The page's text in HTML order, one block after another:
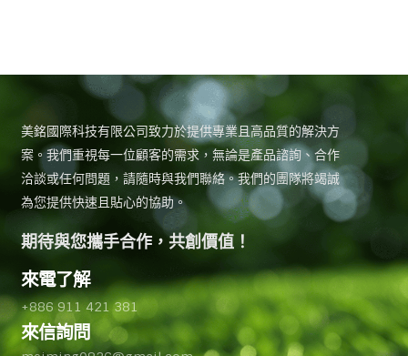
美銘國際科技有限公司致力於提供專業且高品質的解決方
案。我們重視每一位顧客的需求，無論是產品諮詢、合作
洽談或任何問題，請隨時與我們聯絡。我們的團隊將竭誠
為您提供快速且貼心的協助。
期待與您攜手合作，共創價值！
來電了解
+886 911 421 381
來信詢問